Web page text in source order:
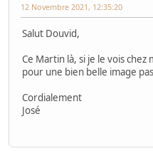
12 Novembre 2021, 12:35:20
Salut Douvid,
Ce Martin là, si je le vois chez
pour une bien belle image
Cordialement
José